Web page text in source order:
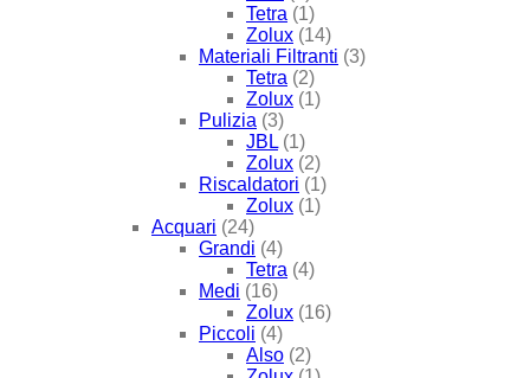
Tetra (1)
Zolux (14)
Materiali Filtranti (3)
Tetra (2)
Zolux (1)
Pulizia (3)
JBL (1)
Zolux (2)
Riscaldatori (1)
Zolux (1)
Acquari (24)
Grandi (4)
Tetra (4)
Medi (16)
Zolux (16)
Piccoli (4)
Also (2)